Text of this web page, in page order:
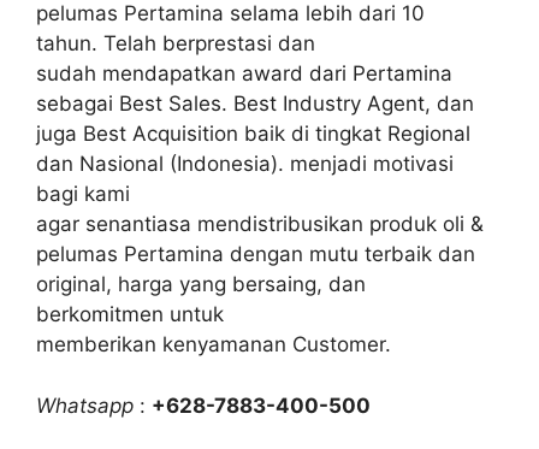
pelumas Pertamina selama lebih dari 10
tahun. Telah berprestasi dan
sudah mendapatkan award dari Pertamina
sebagai Best Sales. Best Industry Agent, dan
juga Best Acquisition baik di tingkat Regional
dan Nasional (Indonesia). menjadi motivasi
bagi kami
agar senantiasa mendistribusikan produk oli &
pelumas Pertamina dengan mutu terbaik dan
original, harga yang bersaing, dan
berkomitmen untuk
memberikan kenyamanan Customer.
Whatsapp : +628-7883-400-500